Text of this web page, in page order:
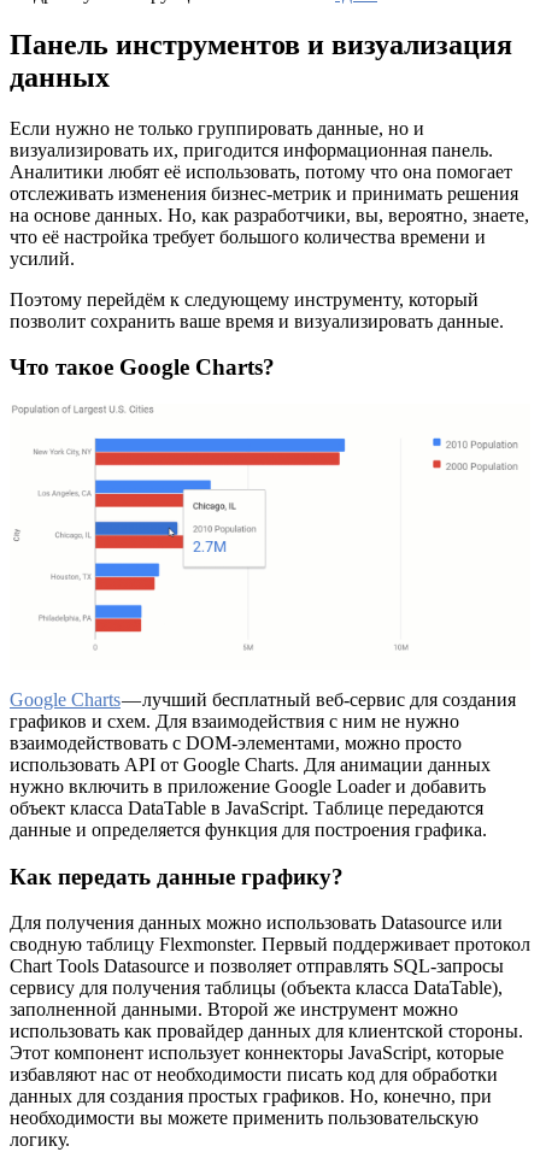
Панель инструментов и визуализация
данных
Если нужно не только группировать данные, но и
визуализировать их, пригодится информационная панель.
Аналитики любят её использовать, потому что она помогает
отслеживать изменения бизнес-метрик и принимать решения
на основе данных. Но, как разработчики, вы, вероятно, знаете,
что её настройка требует большого количества времени и
усилий.
Поэтому перейдём к следующему инструменту, который
позволит сохранить ваше время и визуализировать данные.
Что такое Google Charts?
Google Charts— лучший бесплатный веб-сервис для создания
графиков и схем. Для взаимодействия с ним не нужно
взаимодействовать с DOM-элементами, можно просто
использовать API от Google Charts. Для анимации данных
нужно включить в приложение Google Loader и добавить
объект класса DataTable в JavaScript. Таблице передаются
данные и определяется функция для построения графика.
Как передать данные графику?
Для получения данных можно использовать Datasource или
сводную таблицу Flexmonster. Первый поддерживает протокол
Chart Tools Datasource и позволяет отправлять SQL-запросы
сервису для получения таблицы (объекта класса DataTable),
заполненной данными. Второй же инструмент можно
использовать как провайдер данных для клиентской стороны.
Этот компонент использует коннекторы JavaScript, которые
избавляют нас от необходимости писать код для обработки
данных для создания простых графиков. Но, конечно, при
необходимости вы можете применить пользовательскую
логику.